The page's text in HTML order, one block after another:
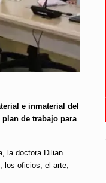
e inmaterial del
de trabajo para
la doctora Dilian
los oficios, el arte,